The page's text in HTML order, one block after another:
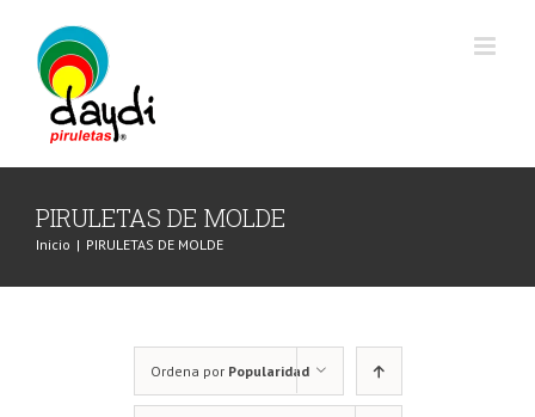
contenido
PIRULETAS DE MOLDE
Inicio | PIRULETAS DE MOLDE
Ordena por Popularidad